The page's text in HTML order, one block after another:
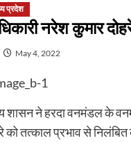
प्रदेश
नरेश कुमार
May 4, 2022
शासन ने हरदा वनमंडल के
को तत्काल प्रभाव से निलंबित